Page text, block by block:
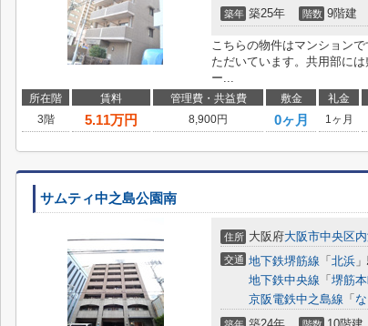
築年 築25年 階数 9階建
こちらの物件はマンション
ただいています。共用部に
ー...
所在階 賃料 管理費・共益費 敷金 礼金
3階
5.11万円 8,900円 0ヶ月 1ヶ月
サムティ中之島公園南
住所 大阪府大阪市中央区
交通 地下鉄堺筋線 「 北浜
地下鉄中央線 「 堺筋
京阪電鉄中之島線 「